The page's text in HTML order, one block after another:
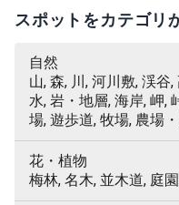
スポットをカテゴリ
自然
山, 森, 川, 河川敷, 渓谷
水, 岩・地層, 海岸, 岬,
場, 遊歩道, 牧場, 農場
花・植物
梅林, 名木, 並木道, 庭